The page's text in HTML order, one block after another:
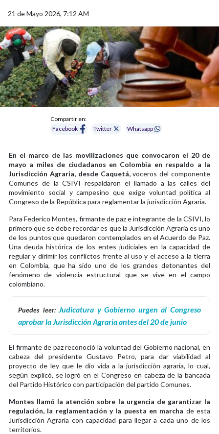
21 de Mayo 2026, 7:12 AM
Compartir en:
Facebook
Twitter Whatsapp
En el marco de las movilizaciones que convocaron el 20 de
mayo a miles de ciudadanos en Colombia en respaldo a la
Jurisdicción Agraria, desde Caquetá,voceros del componente
Comunes de la CSIVI respaldaron el llamado a las calles del
movimiento social y campesino que exige voluntad política al
Congreso de la República para reglamentar la jurisdicción Agraria.
Para Federico Montes, firmante de paz e integrante de la CSIVI, lo
primero que se debe recordar es que la Jurisdicción Agraria es uno
de los puntos que quedaron contemplados en el Acuerdo de Paz.
Una deuda histórica de los entes judiciales en la capacidad de
regular y dirimir los conflictos frente al uso y el acceso a la tierra
en Colombia, que ha sido uno de los grandes detonantes del
fenómeno de violencia estructural que se vive en el campo
colombiano.
Puedes leer:Judicatura y Gobierno urgen al Congreso
aprobar la Jurisdicción Agraria antes del 20 de junio
El firmante de paz reconoció la voluntad del Gobierno nacional, en
cabeza del presidente Gustavo Petro, para dar viabilidad al
proyecto de ley que le dio vida a la jurisdicción agraria, lo cual,
según explicó, se logró en el Congreso en cabeza de la bancada
del Partido Histórico con participación del partido Comunes.
Montes llamó la atención sobre la urgencia de garantizar la
regulación, la reglamentación y la puesta en marcha de esta
Jurisdicción Agraria con capacidad para llegar a cada uno de los
territorios.